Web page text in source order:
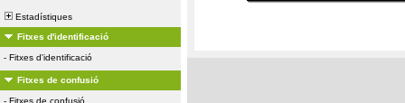
Estadístiques
Fitxes d'identificació
- Fitxes d'identificació
Fitxes de confusió
- Fitxes de confusió